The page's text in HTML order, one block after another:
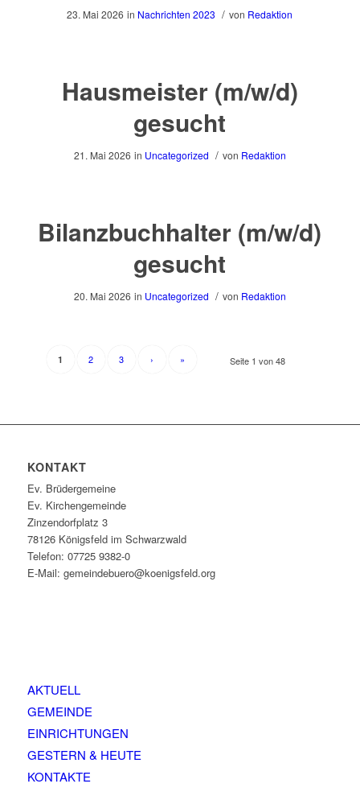
23. Mai 2026 in Nachrichten 2023 / von Redaktion
Hausmeister (m/w/d)
gesucht
21. Mai 2026 in Uncategorized / von Redaktion
Bilanzbuchhalter (m/w/d)
gesucht
20. Mai 2026 in Uncategorized / von Redaktion
Seite 1 von 48
1 2 3 › »
KONTAKT
Ev. Brüdergemeine
Ev. Kirchengemeinde
Zinzendorfplatz 3
78126 Königsfeld im Schwarzwald
Telefon: 07725 9382-0
E-Mail: gemeindebuero@koenigsfeld.org
AKTUELL
GEMEINDE
EINRICHTUNGEN
GESTERN & HEUTE
KONTAKTE